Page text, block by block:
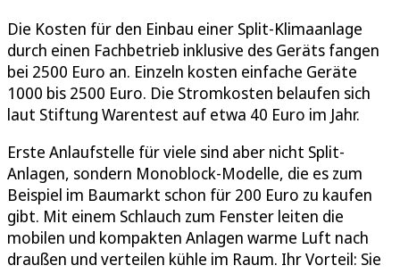
Die Kosten für den Einbau einer Split-Klimaanlage
durch einen Fachbetrieb inklusive des Geräts fangen
bei 2500 Euro an. Einzeln kosten einfache Geräte
1000 bis 2500 Euro. Die Stromkosten belaufen sich
laut Stiftung Warentest auf etwa 40 Euro im Jahr.
Erste Anlaufstelle für viele sind aber nicht Split-
Anlagen, sondern Monoblock-Modelle, die es zum
Beispiel im Baumarkt schon für 200 Euro zu kaufen
gibt. Mit einem Schlauch zum Fenster leiten die
mobilen und kompakten Anlagen warme Luft nach
draußen und verteilen kühle im Raum. Ihr Vorteil: Sie